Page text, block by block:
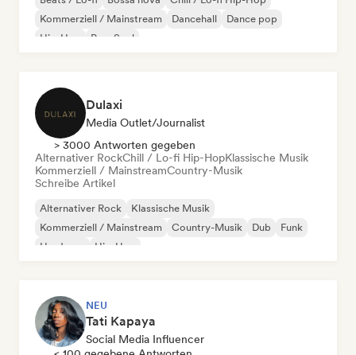
Kommerziell / Mainstream
Dancehall
Dance pop
Hip-Hop
Pop-Soul
Dulaxi
Media Outlet/Journalist
> 3000 Antworten gegeben
Alternativer RockChill / Lo-fi Hip-HopKlassische Musik
Kommerziell / MainstreamCountry-Musik
Schreibe Artikel
Alternativer Rock
Klassische Musik
Kommerziell / Mainstream
Country-Musik Dub
Funk
Hardcore
Hip-Hop
NEU
Tati Kapaya
Social Media Influencer